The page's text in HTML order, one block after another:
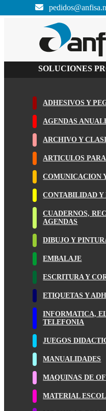
SOLUCIONES
ADHESIVOS Y
AGENDAS
ARCHIVO Y
ARTICULOS
COMUNICACION
CONTABILIDAD Y
CUADERNOS,
AGENDAS
DIBUJO Y
EMBALAJE
ESCRITURA Y
ETIQUETAS Y
INFORMATICA,
TELEFONIA
JUEGOS
MANUALIDADES
MAQUINAS DE
MATERIAL